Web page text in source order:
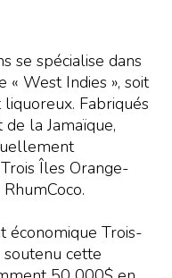
se spécialise dans
West Indies », soit
Fabriqués
la Jamaïque,
Îles Orange-
économique Trois-
soutenu cette